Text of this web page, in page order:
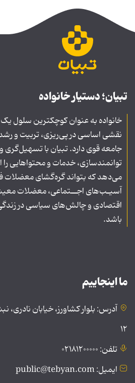
تبیان؛ دستیار خانواده
خانواده به عنوان کوچکترین سلول
نقشی اساسی در پی‌ریزی، تربیت و
جامعه قوی دارد. تبیان با تسهیل‌گری و
توانمندسازی، خدمات و محتواهایی را
می‌دهد که بتواند گره‌گشای معضلات
آسیـب‌های اجــتماعی، معضلات
اقتصادی و چالش‌های سیاسی در
باشد.
ما اینجاییم
آدرس: بلوار کشاورز، خیابان
۱۲
تلفن: ۰۲۱۸۱۲۰۰۰۰۰
ایمیل: public@tebyan.com